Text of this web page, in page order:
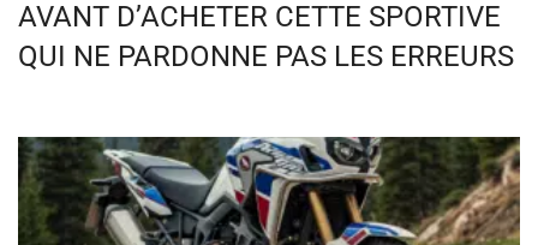
AVANT D’ACHETER CETTE SPORTIVE
QUI NE PARDONNE PAS LES ERREURS